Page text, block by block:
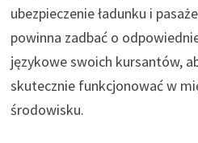
ubezpieczenie ładunku i
powinna zadbać o
językowe swoich kursantów,
skutecznie funkcjonować w
środowisku.